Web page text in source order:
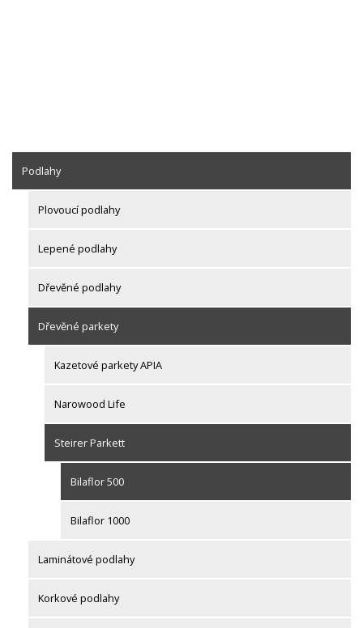
Podlahy
Plovoucí podlahy
Lepené podlahy
Dřevěné podlahy
Dřevěné parkety
Kazetové parkety APIA
Narowood Life
Steirer Parkett
Bilaflor 500
Bilaflor 1000
Laminátové podlahy
Korkové podlahy